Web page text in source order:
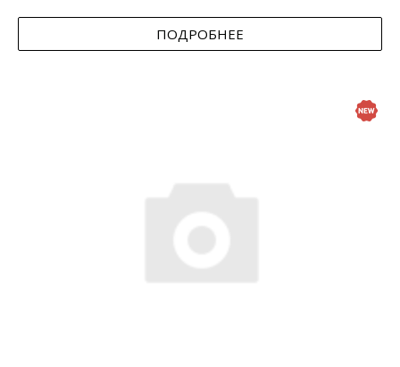
ПОДРОБНЕЕ